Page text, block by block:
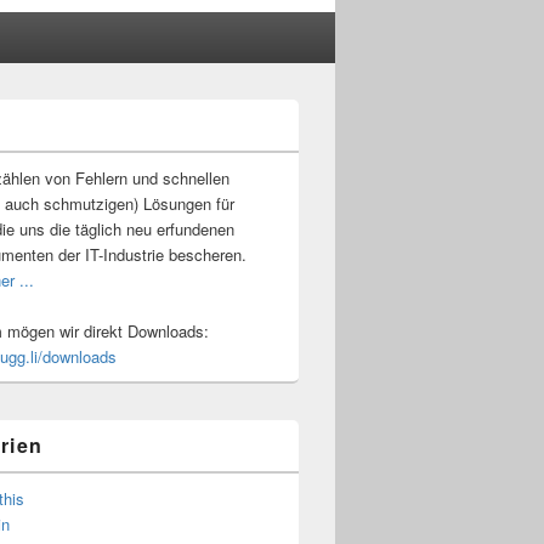
von Fehlern und schnellen
auch schmutzigen) Lösungen für
uns die täglich neu erfundenen
der IT-Industrie bescheren.
...
mögen wir direkt Downloads:
downloads